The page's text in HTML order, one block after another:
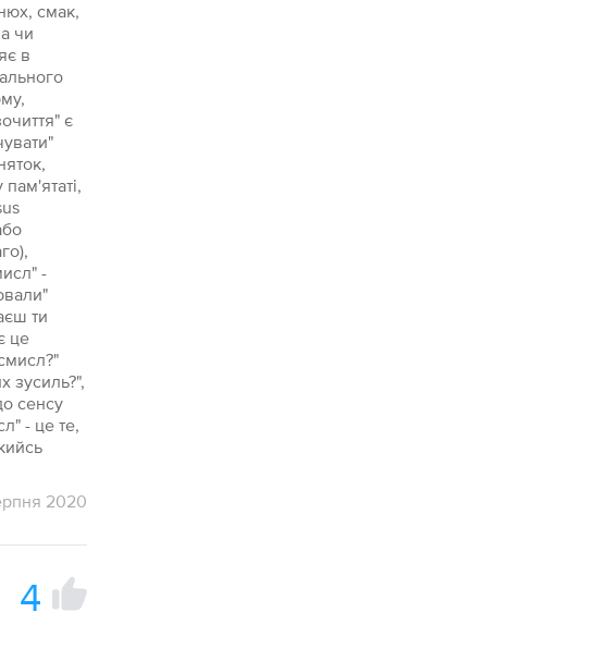
смак,
чи
в
є
-
ти
це
зусиль?",
сенсу
- це те,
2020
4